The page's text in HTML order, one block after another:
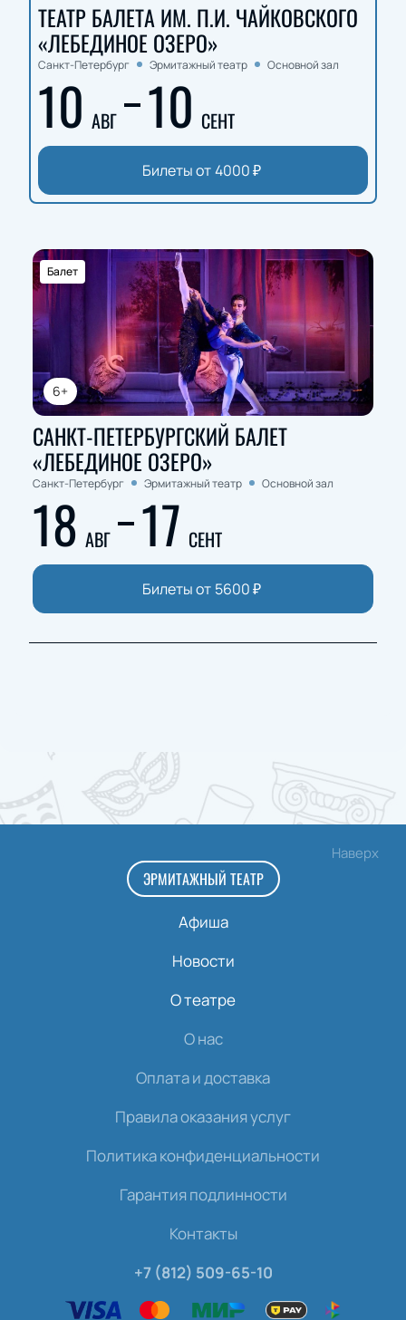
ТЕАТР БАЛЕТА ИМ. П.И. ЧАЙКОВСКОГО
«ЛЕБЕДИНОЕ ОЗЕРО»
Санкт-Петербург Эрмитажный театр Основной зал
10 АВГ 10 СЕНТ
Билеты от 4000₽
6+
Балет
САНКТ-ПЕТЕРБУРГСКИЙ БАЛЕТ
«ЛЕБЕДИНОЕ ОЗЕРО»
Санкт-Петербург Эрмитажный театр Основной зал
18 АВГ 17 СЕНТ
Билеты от 5600₽
Наверх
ЭРМИТАЖНЫЙ ТЕАТР
Афиша
Новости
О театре
О нас
Оплата и доставка
Правила оказания услуг
Политика конфиденциальности
Гарантия подлинности
Контакты
+7 (812) 509-65-10